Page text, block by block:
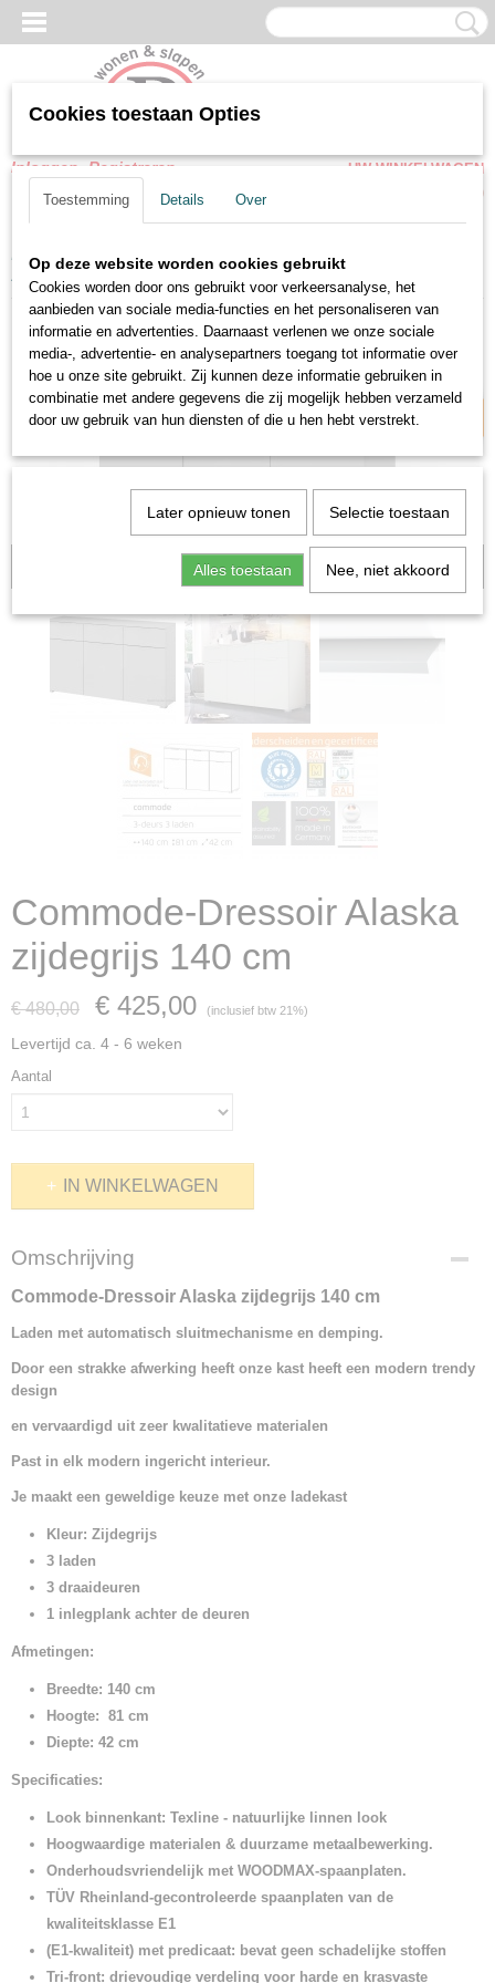
Inloggen Registreren
UW WINKELWAGEN
(0)
Home > Woonkamer meubel Kasten
Commode-Dressoir Alaska
zijdegrijs 140 cm
Aanbieding
Soft close
Commode-Dressoir Alaska
zijdegrijs 140 cm
€ 480,00 € 425,00 (inclusief btw 21%)
Levertijd ca. 4 - 6 weken
Aantal
IN WINKELWAGEN
Omschrijving
Commode-Dressoir Alaska zijdegrijs 140 cm
Laden met automatisch sluitmechanisme en demping.
Door een strakke afwerking heeft onze kast heeft een modern trendy
design
en vervaardigd uit zeer kwalitatieve materialen
Past in elk modern ingericht interieur.
Je maakt een geweldige keuze met onze ladekast
Kleur: Zijdegrijs
3 laden
3 draaideuren
1 inlegplank achter de deuren
Afmetingen:
Breedte: 140 cm
Hoogte: 81 cm
Diepte: 42 cm
Specificaties:
Look binnenkant: Texline - natuurlijke linnen look
Hoogwaardige materialen & duurzame metaalbewerking.
Onderhoudsvriendelijk met WOODMAX-spaanplaten.
TÜV Rheinland-gecontroleerde spaanplaten van de
kwaliteitsklasse E1
(E1-kwaliteit) met predicaat: bevat geen schadelijke stoffen
Tri-front: drievoudige verdeling voor harde en krasvaste
Cookies toestaan Opties
Toestemming Details Over
Op deze website worden cookies gebruikt
Cookies worden door ons gebruikt voor verkeersanalyse, het
aanbieden van sociale media-functies en het personaliseren van
informatie en advertenties. Daarnaast verlenen we onze sociale
media-, advertentie- en analysepartners toegang tot informatie over
hoe u onze site gebruikt. Zij kunnen deze informatie gebruiken in
combinatie met andere gegevens die zij mogelijk hebben verzameld
door uw gebruik van hun diensten of die u hen hebt verstrekt.
Later opnieuw tonen Selectie toestaan
Alles toestaan Nee, niet akkoord